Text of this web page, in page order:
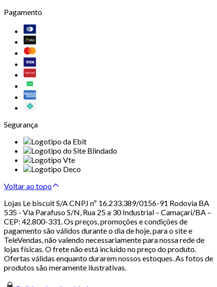
Pagamento
Segurança
Voltar ao topo
Lojas Le biscuit S/A CNPJ nº 16.233.389/0156-91 Rodovia BA
535 - Via Parafuso S/N, Rua 25 a 30 Industrial – Camaçari/BA –
CEP: 42.800-331. Os preços, promoções e condições de
pagamento são válidos durante o dia de hoje, para o site e
TeleVendas, não valendo necessariamente para nossa rede de
lojas físicas. O frete não está incluído no preço do produto.
Ofertas válidas enquanto durarem nossos estoques. As fotos de
produtos são meramente ilustrativas.